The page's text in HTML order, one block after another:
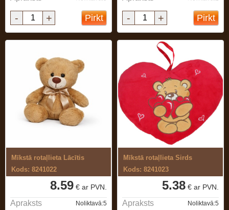
- + Pirkt - + Pirkt
Mīkstā rotaļlieta Lācītis
Kods: 8241022
8.59 € ar PVN.
Apraksts Noliktavā:5
Mīkstā rotaļlieta Sirds
Kods: 8241023
5.38 € ar PVN.
Apraksts Noliktavā:5